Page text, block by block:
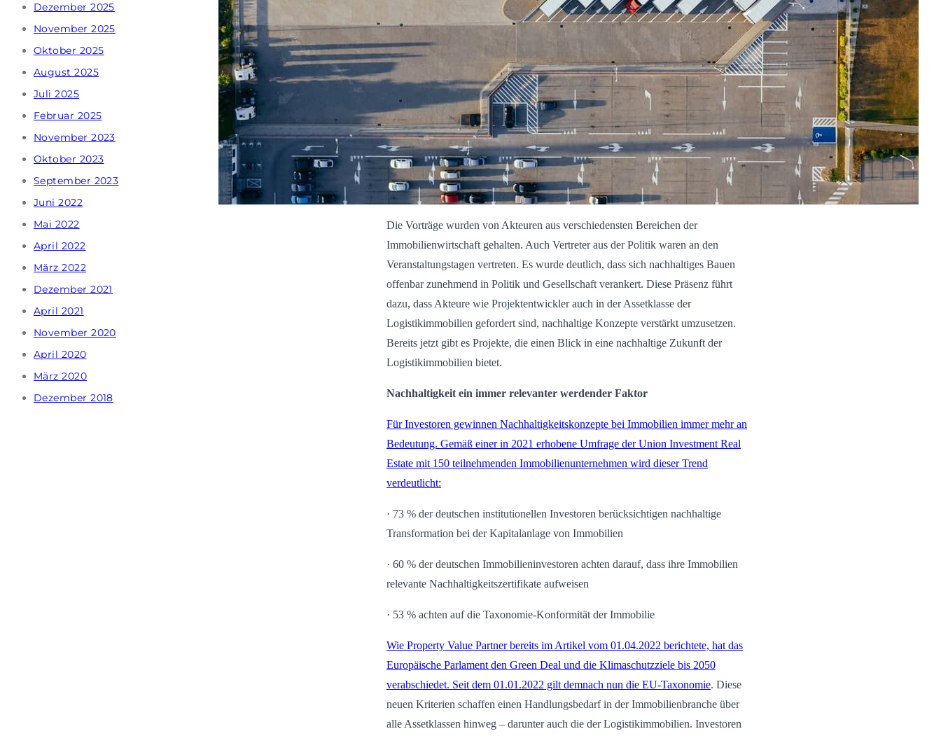
Dezember 2025
November 2025
Oktober 2025
August 2025
Juli 2025
Februar 2025
November 2023
Oktober 2023
September 2023
Juni 2022
Mai 2022
April 2022
März 2022
Dezember 2021
April 2021
November 2020
April 2020
März 2020
Dezember 2018
Die Vorträge wurden von Akteuren aus verschiedensten Bereichen der
Immobilienwirtschaft gehalten. Auch Vertreter aus der Politik waren an den
Veranstaltungstagen vertreten. Es wurde deutlich, dass sich nachhaltiges Bauen
offenbar zunehmend in Politik und Gesellschaft verankert. Diese Präsenz führt
dazu, dass Akteure wie Projektentwickler auch in der Assetklasse der
Logistikimmobilien gefordert sind, nachhaltige Konzepte verstärkt umzusetzen.
Bereits jetzt gibt es Projekte, die einen Blick in eine nachhaltige Zukunft der
Logistikimmobilien bietet.
Nachhaltigkeit ein immer relevanter werdender Faktor
Für Investoren gewinnen Nachhaltigkeitskonzepte bei Immobilien immer mehr an
Bedeutung. Gemäß einer in 2021 erhobene Umfrage der Union Investment Real
Estate mit 150 teilnehmenden Immobilienunternehmen wird dieser Trend
verdeutlicht:
· 73 % der deutschen institutionellen Investoren berücksichtigen nachhaltige
Transformation bei der Kapitalanlage von Immobilien
· 60 % der deutschen Immobilieninvestoren achten darauf, dass ihre Immobilien
relevante Nachhaltigkeitszertifikate aufweisen
· 53 % achten auf die Taxonomie-Konformität der Immobilie
Wie Property Value Partner bereits im Artikel vom 01.04.2022 berichtete, hat das
Europäische Parlament den Green Deal und die Klimaschutzziele bis 2050
verabschiedet. Seit dem 01.01.2022 gilt demnach nun die EU-Taxonomie. Diese
neuen Kriterien schaffen einen Handlungsbedarf in der Immobilienbranche über
alle Assetklassen hinweg – darunter auch die der Logistikimmobilien. Investoren